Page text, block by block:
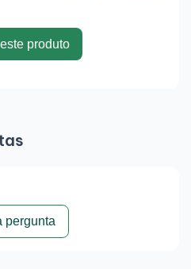
produto
pergunta